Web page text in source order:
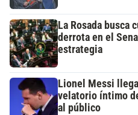
La Rosada busca
derrota en el
estrategia
Lionel Messi
velatorio íntimo
al público